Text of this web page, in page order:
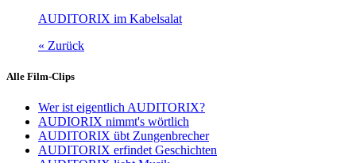
AUDITORIX im Kabelsalat
« Zurück
Alle Film-Clips
Wer ist eigentlich AUDITORIX?
AUDIORIX nimmt's wörtlich
AUDITORIX übt Zungenbrecher
AUDITORIX erfindet Geschichten